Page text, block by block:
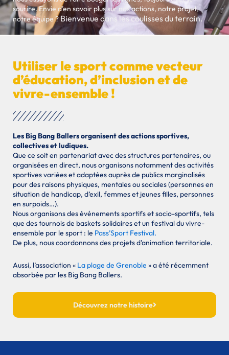
sourire. Envie d’en savoir plus sur nos actions, notre projet,
notre équipe ?Bienvenue dans les coulisses du terrain.
Utiliser le sport comme vecteur
d’éducation, d’inclusion et de
vivre-ensemble !
Les Big Bang Ballers organisent des actions sportives,
collectives et ludiques.
Que ce soit en partenariat avec des structures partenaires, ou
organisées en direct, nous organisons notamment des activités
sportives variées et adaptées auprès de publics marginalisés
pour des raisons physiques, mentales ou sociales (personnes en
situation de handicap, d’exil, femmes et jeunes filles, personnes
en surpoids…).
Nous organisons des événements sportifs et socio-sportifs, tels
que des tournois de baskets solidaires et un festival du vivre-
ensemble par le sport : le Pass’Sport Festival.
De plus, nous coordonnons des projets d’animation territoriale.
Aussi, l’association « La plage de Grenoble » a été récemment
absorbée par les Big Bang Ballers.
Découvrez notre histoire